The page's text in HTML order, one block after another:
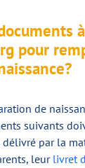
pour
de
suivants
délivré par la
leur livret